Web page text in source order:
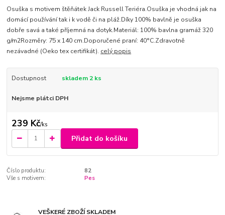
Osuška s motivem štěňátek Jack Russell Teriéra.Osuška je vhodná jak na
domácí používání tak i k vodě či na pláž.Díky 100% bavlně je osuška
dobře savá a také příjemná na dotyk.Materiál: 100% bavlna gramáž 320
g/m2Rozměry: 75 x 140 cm.Doporučené praní: 40°C.Zdravotně
nezávadné (Oeko tex certifikát). celý popis
Dostupnost skladem 2 ks
Nejsme plátci DPH
239 Kč/ks
Přidat do košíku
Číslo produktu:
82
Vše s motivem:
Pes
VEŠKERÉ ZBOŽÍ SKLADEM